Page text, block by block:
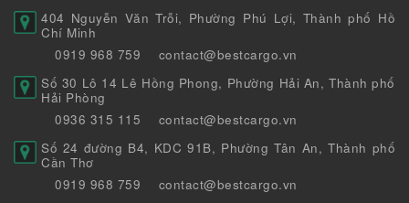
404 Nguyễn Văn Trỗi, Phường Phú Lợi, Thành phố Hồ
Chí Minh
0919 968 759
contact@bestcargo.vn
Số 30 Lô 14 Lê Hồng Phong, Phường Hải An, Thành phố
Hải Phòng
0936 315 115
contact@bestcargo.vn
Số 24 đường B4, KDC 91B, Phường Tân An, Thành phố
Cần Thơ
0919 968 759
contact@bestcargo.vn